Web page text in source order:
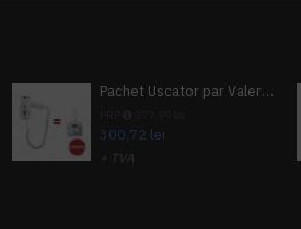
Pachet Uscator par Valera Action Super Plus + GRATUIT Sampon si gel de dus Tork
300,72 lei
+ TVA